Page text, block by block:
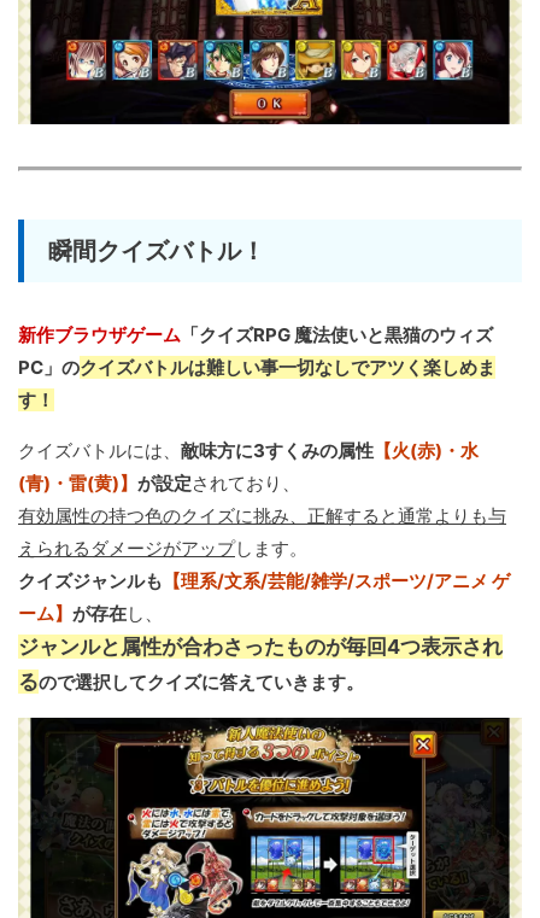
瞬間クイズバトル！
新作ブラウザゲーム 「クイズRPG 魔法使いと黒猫のウィズ
PC」のクイズバトルは難しい事一切なしでアツく楽しめま
す！
クイズバトルには、 敵味方に3すくみの属性 【火(赤)・水
(青)・雷(黄)】 が設定されており、
有効属性の持つ色のクイズに挑み、正解すると通常よりも与
えられるダメージがアップします。
クイズジャンルも 【理系/文系/芸能/雑学/スポーツ/アニメ ゲ
ーム】 が存在し、
ジャンルと属性が合わさったものが毎回4つ表示され
るので選択してクイズに答えていきます。